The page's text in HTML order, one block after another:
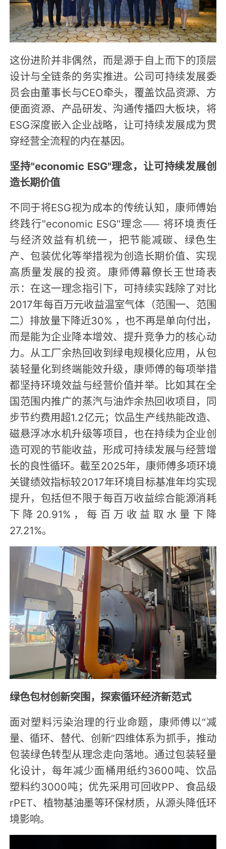
这份进阶并非偶然，而是源于自上而下的顶层
设计与全链条的务实推进。公司可持续发展委
员会由董事长与CEO牵头，覆盖饮品资源、方
便面资源、产品研发、沟通传播四大板块，将
ESG深度嵌入企业战略，让可持续发展成为贯
穿经营全流程的内在基因。
坚持"economic ESG"理念，让可持续发展创
造长期价值
不同于将ESG视为成本的传统认知，康师傅始
终践行"economic ESG"理念—— 将环境责任
与经济效益有机统一，把节能减碳、绿色生
产、包装优化等举措视为创造长期价值、实现
高质量发展的投资。康师傅幕僚长王世琦表
示：在这一理念指引下，可持续实践除了对比
2017年每百万元收益温室气体（范围一、范围
二）排放量下降近30% ，也不再是单向付出，
而是能为企业降本增效、提升竞争力的核心动
力。从工厂余热回收到绿电规模化应用，从包
装轻量化到终端能效升级，康师傅的每项举措
都坚持环境效益与经营价值并举。比如其在全
国范围内推广的蒸汽与油炸余热回收项目，同
步节约费用超1.2亿元；饮品生产线热能改造、
磁悬浮冰水机升级等项目，也在持续为企业创
造可观的节能收益，形成可持续发展与经营增
长的良性循环。截至2025年，康师傅多项环境
关键绩效指标较2017年环境目标基准年均实现
提升，包括但不限于每百万收益综合能源消耗
下降20.91%，每百万收益取水量下降
27.21%。
绿色包材创新突围，探索循环经济新范式
面对塑料污染治理的行业命题，康师傅以“减
量、循环、替代、创新”四维体系为抓手，推动
包装绿色转型从理念走向落地。通过包装轻量
化设计，每年减少面桶用纸约3600吨、饮品
塑料约3000吨；优先采用可回收PP、食品级
rPET、植物基油墨等环保材质，从源头降低环
境影响。